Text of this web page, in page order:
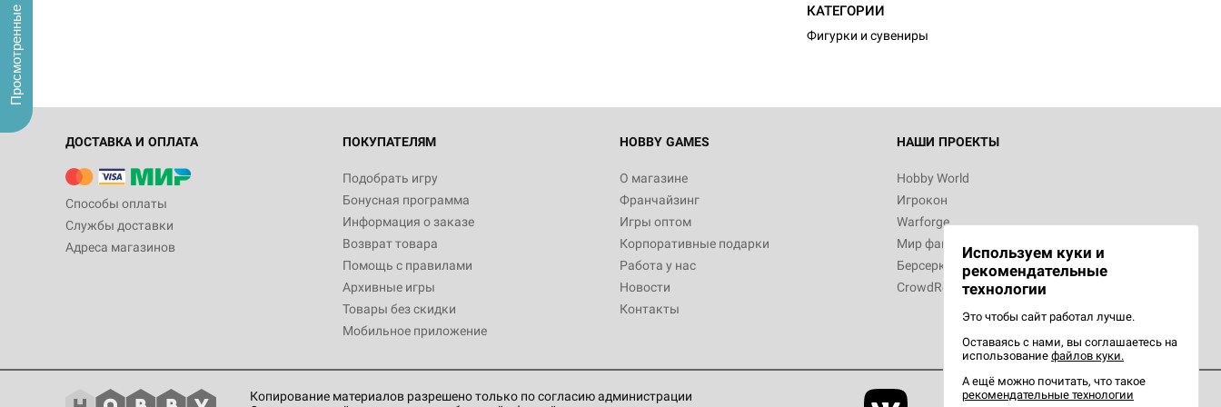
КАТЕГОРИИ
Фигурки и сувениры
ДОСТАВКА И ОПЛАТА
Способы оплаты
Службы доставки
Адреса магазинов
ПОКУПАТЕЛЯМ
Подобрать игру
Бонусная программа
Информация о заказе
Возврат товара
Помощь с правилами
Архивные игры
Товары без скидки
Мобильное приложение
HOBBY GAMES
О магазине
Франчайзинг
Игры оптом
Корпоративные подарки
Работа у нас
Новости
Контакты
НАШИ ПРОЕКТЫ
Hobby World
Игрокон
Warforge
Мир фантастики
Берсерк
CrowdRepublic
Копирование материалов разрешено только по согласию администрации
Используем куки и
рекомендательные
технологии
Это чтобы сайт работал лучше.
Оставаясь с нами, вы соглашаетесь на
использование файлов куки.
А ещё можно почитать, что такое
рекомендательные технологии
Просмотренные
империи: Боевая тревога
799
Настольная игра Hobby World Сумерки
империи. Четвёртая редакция: Грозовой
Рубеж
12 990